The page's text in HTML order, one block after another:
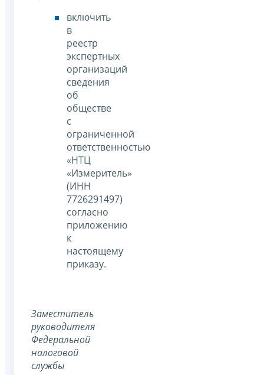
включить
в
реестр
экспертных
организаций
сведения
об
обществе
с
ограниченной
ответственностью
«НТЦ
«Измеритель»
(ИНН
7726291497)
согласно
приложению
к
настоящему
приказу.
Заместитель
руководителя
Федеральной
налоговой
службы